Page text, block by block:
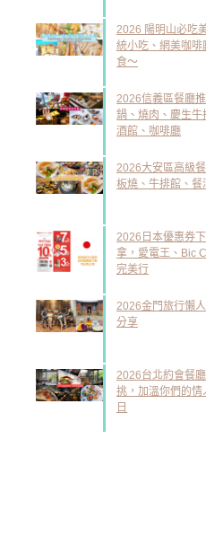
2026 陽明山必吃
統小吃、網美咖
食～
2026信義區餐廳
鍋、燒肉、慶生牛
酒館、咖啡廳
2026大安區高級
板燒、牛排館、餐
2026日本優惠券
拿，愛電王、Bic
完美行
2026金門旅行懶
分享
2026台北約會餐
挑，加溫你們的
日